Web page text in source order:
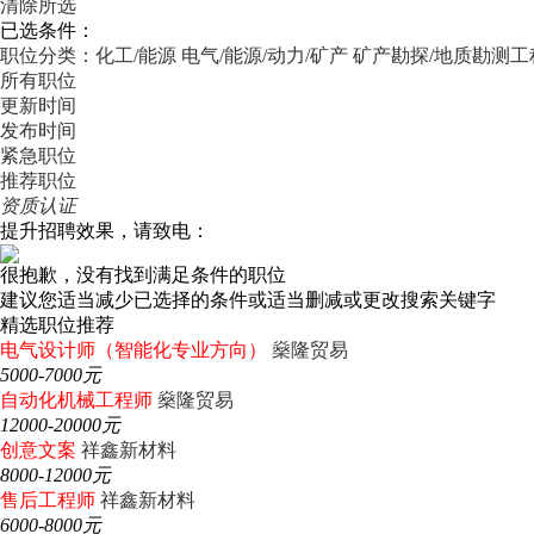
清除所选
已选条件：
职位分类：化工/能源 电气/能源/动力/矿产 矿产勘探/地质勘测工
所有职位
更新时间
发布时间
紧急职位
推荐职位
资质认证
提升招聘效果，请致电：
很抱歉，没有找到满足条件的职位
建议您适当减少已选择的条件或适当删减或更改搜索关键字
精选职位推荐
电气设计师（智能化专业方向）
燊隆贸易
5000-7000元
自动化机械工程师 燊隆贸易
12000-20000元
创意文案 祥鑫新材料
8000-12000元
售后工程师 祥鑫新材料
6000-8000元